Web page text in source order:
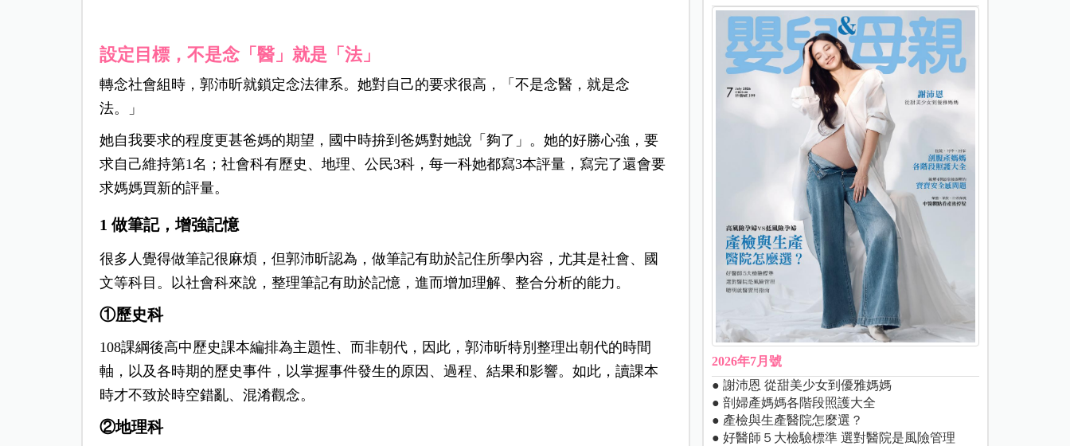
設定目標，不是念「醫」就是「法」
轉念社會組時，郭沛昕就鎖定念法律系。她對自己的要求很高，「不是念醫，就是念
法。」
她自我要求的程度更甚爸媽的期望，國中時拚到爸媽對她說「夠了」。她的好勝心強，要
求自己維持第1名；社會科有歷史、地理、公民3科，每一科她都寫3本評量，寫完了還會要
求媽媽買新的評量。
1 做筆記，增強記憶
很多人覺得做筆記很麻煩，但郭沛昕認為，做筆記有助於記住所學內容，尤其是社會、國
文等科目。以社會科來說，整理筆記有助於記憶，進而增加理解、整合分析的能力。
①歷史科
108課綱後高中歷史課本編排為主題性、而非朝代，因此，郭沛昕特別整理出朝代的時間
軸，以及各時期的歷史事件，以掌握事件發生的原因、過程、結果和影響。如此，讀課本
時才不致於時空錯亂、混淆觀念。
②地理科
2026年7月號
● 謝沛恩 從甜美少女到優雅媽媽
● 剖婦產媽媽各階段照護大全
● 產檢與生產醫院怎麼選？
● 好醫師５大檢驗標準 選對醫院是風險管理